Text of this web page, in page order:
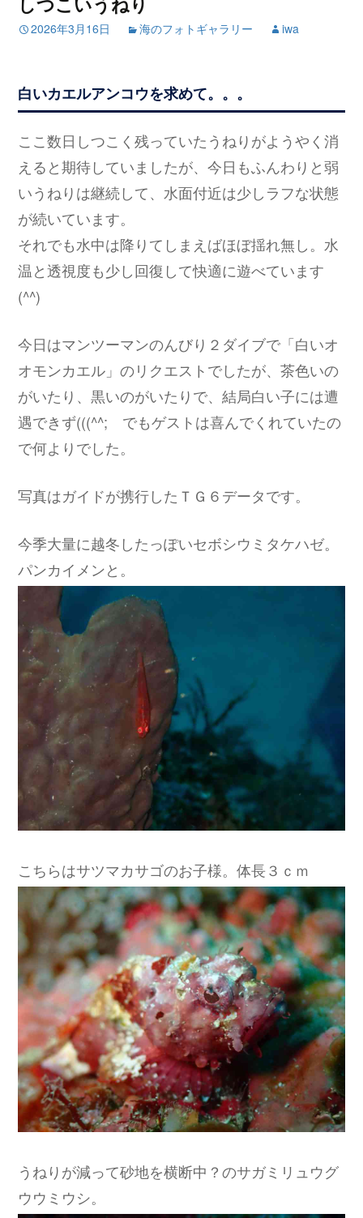
2026年3月16日 海のフォトギャラリー iwa
白いカエルアンコウを求めて。。。
ここ数日しつこく残っていたうねりがようやく消
えると期待していましたが、今日もふんわりと弱
いうねりは継続して、水面付近は少しラフな状態
が続いています。
それでも水中は降りてしまえばほぼ揺れ無し。水
温と透視度も少し回復して快適に遊べています
(^^)
今日はマンツーマンのんびり２ダイブで「白いオ
オモンカエル」のリクエストでしたが、茶色いの
がいたり、黒いのがいたりで、結局白い子には遭
遇できず(((^^; でもゲストは喜んでくれていたの
で何よりでした。
写真はガイドが携行したＴＧ６データです。
今季大量に越冬したっぽいセボシウミタケハゼ。
パンカイメンと。
こちらはサツマカサゴのお子様。体長３ｃｍ
うねりが減って砂地を横断中？のサガミリュウグ
ウウミウシ。